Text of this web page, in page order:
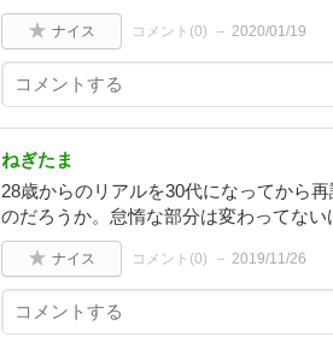
ナイス コメント(0) 2020/01/19
ねぎたま
28歳からのリアルを30代になってから
のだろうか。怠惰な部分は変わってな
ナイス コメント(0) 2019/11/26